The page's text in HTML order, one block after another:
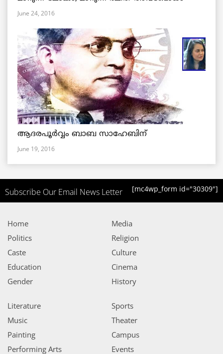
June 24, 2016
ആദരപൂര്‍വ്വം ബാബ സാഹേബിന്
June 19, 2016
Subscribe Our Email News Letter [mc4wp_form id="30309"]
Home
Politics
Caste
Education
Gender
Media
Religion
Culture
Cinema
History
Literature
Music
Painting
Performing Arts
Sports
Theater
Campus
Events